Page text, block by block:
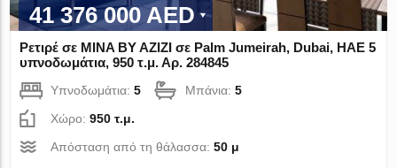
41 376 000 AED
Ρετιρέ σε MINA BY AZIZI σε Palm Jumeirah, Dubai, ΗΑΕ 5
υπνοδωμάτια, 950 τ.μ. Αρ. 284845
Υπνοδωμάτια:5 Μπάνια:5
Χώρο:950 τ.μ.
Απόσταση από τη θάλασσα:50 μ